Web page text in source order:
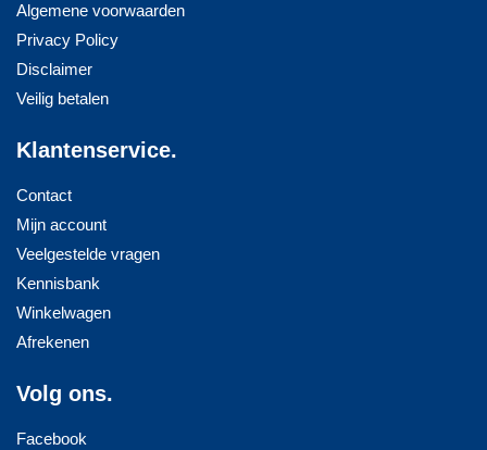
Algemene voorwaarden
Privacy Policy
Disclaimer
Veilig betalen
Klantenservice.
Contact
Mijn account
Veelgestelde vragen
Kennisbank
Winkelwagen
Afrekenen
Volg ons.
Facebook